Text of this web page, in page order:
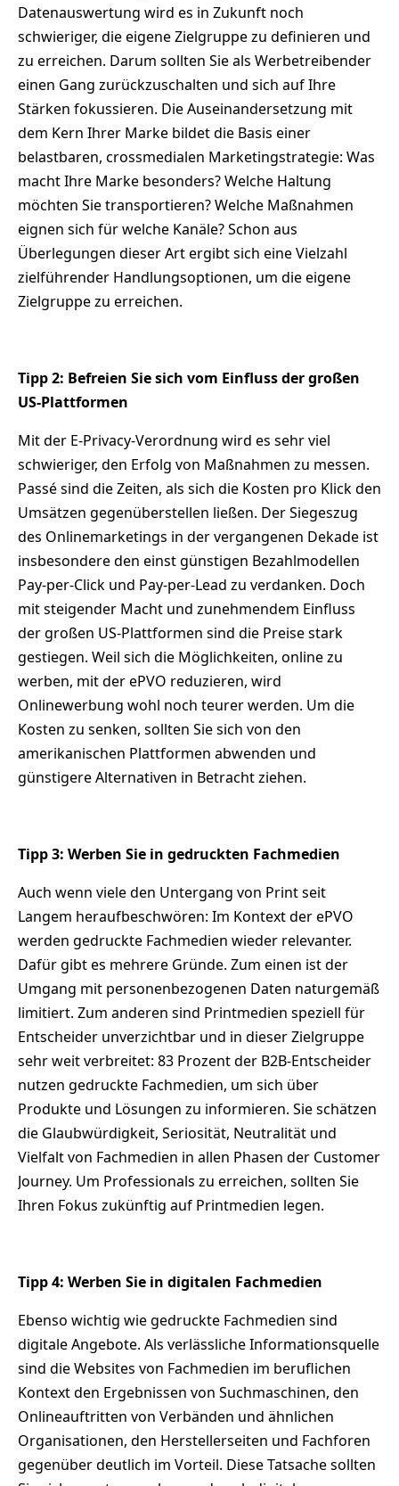
Datenauswertung wird es in Zukunft noch
schwieriger, die eigene Zielgruppe zu definieren und
zu erreichen. Darum sollten Sie als Werbetreibender
einen Gang zurückzuschalten und sich auf Ihre
Stärken fokussieren. Die Auseinandersetzung mit
dem Kern Ihrer Marke bildet die Basis einer
belastbaren, crossmedialen Marketingstrategie: Was
macht Ihre Marke besonders? Welche Haltung
möchten Sie transportieren? Welche Maßnahmen
eignen sich für welche Kanäle? Schon aus
Überlegungen dieser Art ergibt sich eine Vielzahl
zielführender Handlungsoptionen, um die eigene
Zielgruppe zu erreichen.
Tipp 2: Befreien Sie sich vom Einfluss der großen
US-Plattformen
Mit der E-Privacy-Verordnung wird es sehr viel
schwieriger, den Erfolg von Maßnahmen zu messen.
Passé sind die Zeiten, als sich die Kosten pro Klick den
Umsätzen gegenüberstellen ließen. Der Siegeszug
des Onlinemarketings in der vergangenen Dekade ist
insbesondere den einst günstigen Bezahlmodellen
Pay-per-Click und Pay-per-Lead zu verdanken. Doch
mit steigender Macht und zunehmendem Einfluss
der großen US-Plattformen sind die Preise stark
gestiegen. Weil sich die Möglichkeiten, online zu
werben, mit der ePVO reduzieren, wird
Onlinewerbung wohl noch teurer werden. Um die
Kosten zu senken, sollten Sie sich von den
amerikanischen Plattformen abwenden und
günstigere Alternativen in Betracht ziehen.
Tipp 3: Werben Sie in gedruckten Fachmedien
Auch wenn viele den Untergang von Print seit
Langem heraufbeschwören: Im Kontext der ePVO
werden gedruckte Fachmedien wieder relevanter.
Dafür gibt es mehrere Gründe. Zum einen ist der
Umgang mit personenbezogenen Daten naturgemäß
limitiert. Zum anderen sind Printmedien speziell für
Entscheider unverzichtbar und in dieser Zielgruppe
sehr weit verbreitet: 83 Prozent der B2B-Entscheider
nutzen gedruckte Fachmedien, um sich über
Produkte und Lösungen zu informieren. Sie schätzen
die Glaubwürdigkeit, Seriosität, Neutralität und
Vielfalt von Fachmedien in allen Phasen der Customer
Journey. Um Professionals zu erreichen, sollten Sie
Ihren Fokus zukünftig auf Printmedien legen.
Tipp 4: Werben Sie in digitalen Fachmedien
Ebenso wichtig wie gedruckte Fachmedien sind
digitale Angebote. Als verlässliche Informationsquelle
sind die Websites von Fachmedien im beruflichen
Kontext den Ergebnissen von Suchmaschinen, den
Onlineauftritten von Verbänden und ähnlichen
Organisationen, den Herstellerseiten und Fachforen
gegenüber deutlich im Vorteil. Diese Tatsache sollten